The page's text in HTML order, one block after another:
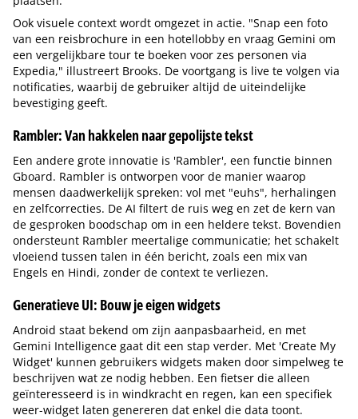
Ook visuele context wordt omgezet in actie. "Snap een foto
van een reisbrochure in een hotellobby en vraag Gemini om
een vergelijkbare tour te boeken voor zes personen via
Expedia," illustreert Brooks. De voortgang is live te volgen via
notificaties, waarbij de gebruiker altijd de uiteindelijke
bevestiging geeft.
Rambler: Van hakkelen naar gepolijste tekst
Een andere grote innovatie is 'Rambler', een functie binnen
Gboard. Rambler is ontworpen voor de manier waarop
mensen daadwerkelijk spreken: vol met "euhs", herhalingen
en zelfcorrecties. De AI filtert de ruis weg en zet de kern van
de gesproken boodschap om in een heldere tekst. Bovendien
ondersteunt Rambler meertalige communicatie; het schakelt
vloeiend tussen talen in één bericht, zoals een mix van
Engels en Hindi, zonder de context te verliezen.
Generatieve UI: Bouw je eigen widgets
Android staat bekend om zijn aanpasbaarheid, en met
Gemini Intelligence gaat dit een stap verder. Met 'Create My
Widget' kunnen gebruikers widgets maken door simpelweg te
beschrijven wat ze nodig hebben. Een fietser die alleen
geïnteresseerd is in windkracht en regen, kan een specifiek
weer-widget laten genereren dat enkel die data toont.